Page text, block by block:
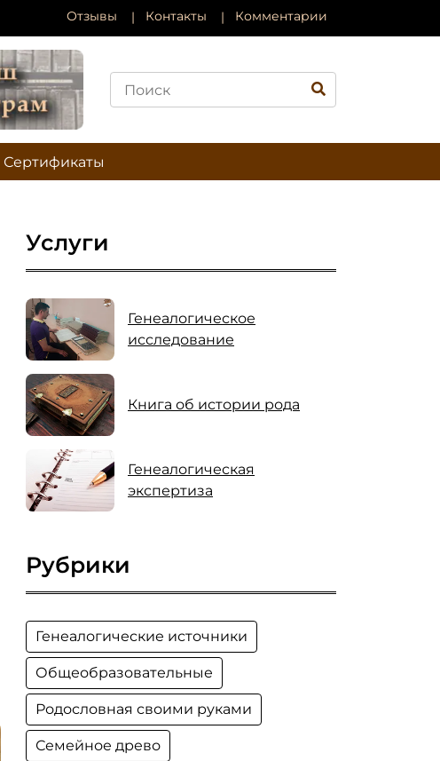
Отзывы Контакты Комментарии
Сертификаты
Услуги
Генеалогическое
исследование
Книга об истории рода
Генеалогическая
экспертиза
Рубрики
Генеалогические источники
Общеобразовательные
Родословная своими руками
Семейное древо